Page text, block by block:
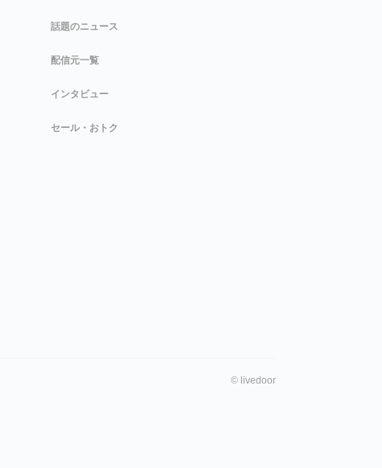
話題のニュース
配信元一覧
インタビュー
セール・おトク
© livedoor